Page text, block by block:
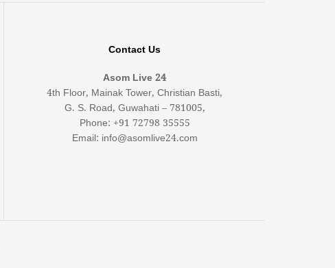
Contact Us
Asom Live 24
4th Floor, Mainak Tower, Christian Basti,
G. S. Road, Guwahati – 781005,
Phone: +91 72798 35555
Email: info@asomlive24.com